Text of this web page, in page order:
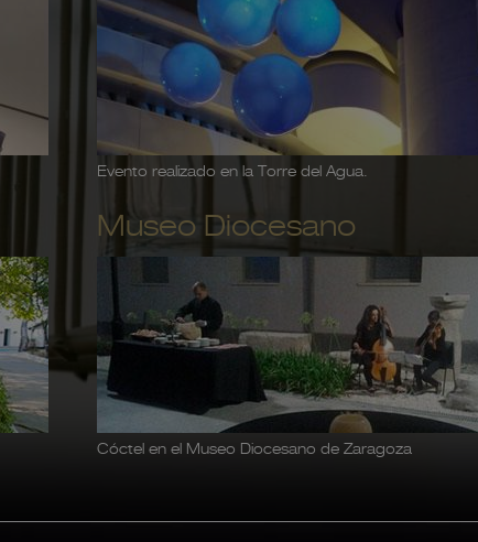
Evento realizado en la Torre del Agua.
Museo Diocesano
Cóctel en el Museo Diocesano de Zaragoza